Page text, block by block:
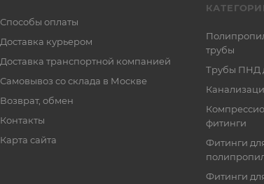
Способы оплаты
Доставка курьером
Доставка транспортной компанией
Самовывоз со склада в Москве
Возврат, обмен
Контакты
Карта сайта
трубы
Трубы ПНД
фитинги
Фитинги
Фитинги